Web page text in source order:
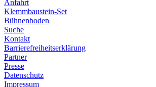
Anfahrt
Klemmbaustein-Set
Bühnenboden
Suche
Kontakt
Barrierefreiheitserklärung
Partner
Presse
Datenschutz
Impressum